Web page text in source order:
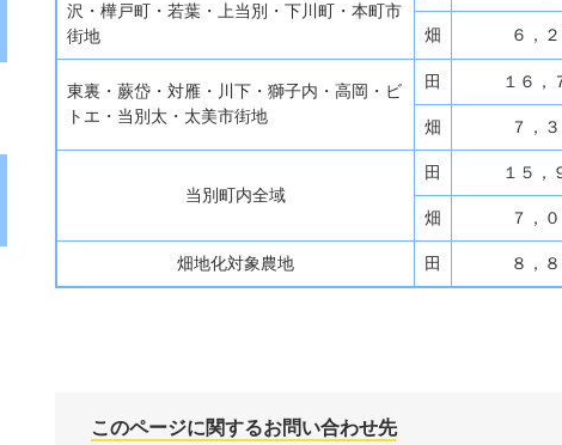
沢・樺戸町・若葉・上当別・下川町・本町市
街地
畑 ６，
東裏・蕨岱・対雁・川下・獅子内・高岡・ビ
トエ・当別太・太美市街地
田 １６，
畑 ７，
当別町内全域
田 １５，
畑 ７，
畑地化対象農地 田 ８，
このページに関するお問い合わせ先